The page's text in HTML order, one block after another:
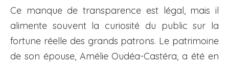
Ce manque de transparence est légal, mais il
alimente souvent la curiosité du public sur la
fortune réelle des grands patrons. Le patrimoine
de son épouse, Amélie Oudéa-Castéra, a été en